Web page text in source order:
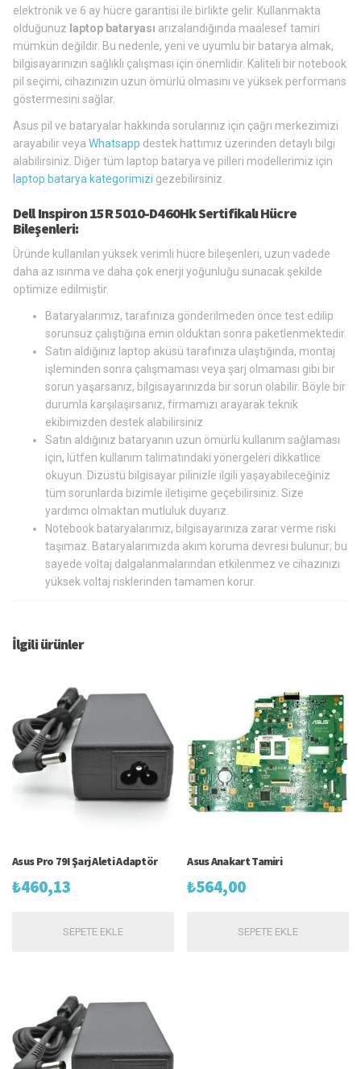
elektronik ve 6 ay hücre garantisi ile birlikte gelir. Kullanmakta
olduğunuz laptop bataryası arızalandığında maalesef tamiri
mümkün değildir. Bu nedenle, yeni ve uyumlu bir batarya almak,
bilgisayarınızın sağlıklı çalışması için önemlidir. Kaliteli bir notebook
pil seçimi, cihazınızın uzun ömürlü olmasını ve yüksek performans
göstermesini sağlar.
Asus pil ve bataryalar hakkında sorularınız için çağrı merkezimizi
arayabilir veya Whatsapp destek hattımız üzerinden detaylı bilgi
alabilirsiniz. Diğer tüm laptop batarya ve pilleri modellerimiz için
laptop batarya kategorimizi gezebilirsiniz.
Dell Inspiron 15R 5010-D460Hk Sertifikalı Hücre
Bileşenleri:
Üründe kullanılan yüksek verimli hücre bileşenleri, uzun vadede
daha az ısınma ve daha çok enerji yoğunluğu sunacak şekilde
optimize edilmiştir.
Bataryalarımız, tarafınıza gönderilmeden önce test edilip
sorunsuz çalıştığına emin olduktan sonra paketlenmektedir.
Satın aldığınız laptop aküsü tarafınıza ulaştığında, montaj
işleminden sonra çalışmaması veya şarj olmaması gibi bir
sorun yaşarsanız, bilgisayarınızda bir sorun olabilir. Böyle bir
durumla karşılaşırsanız, firmamızı arayarak teknik
ekibimizden destek alabilirsiniz
Satın aldığınız bataryanın uzun ömürlü kullanım sağlaması
için, lütfen kullanım talimatındaki yönergeleri dikkatlice
okuyun. Dizüstü bilgisayar pilinizle ilgili yaşayabileceğiniz
tüm sorunlarda bizimle iletişime geçebilirsiniz. Size
yardımcı olmaktan mutluluk duyarız.
Notebook bataryalarımız, bilgisayarınıza zarar verme riski
taşımaz. Bataryalarımızda akım koruma devresi bulunur; bu
sayede voltaj dalgalanmalarından etkilenmez ve cihazınızı
yüksek voltaj risklerinden tamamen korur.
İlgili ürünler
Asus Pro 79I Şarj Aleti Adaptör
₺460,13
SEPETE EKLE
Asus Anakart Tamiri
₺564,00
SEPETE EKLE